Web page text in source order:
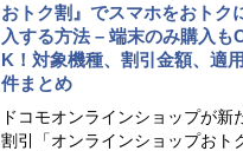
おトク割』でスマホをおトク
入する方法 – 端末のみ購入も
K！対象機種、割引金額、適
件まとめ
ドコモオンラインショップが新
割引「オンラインショップおト